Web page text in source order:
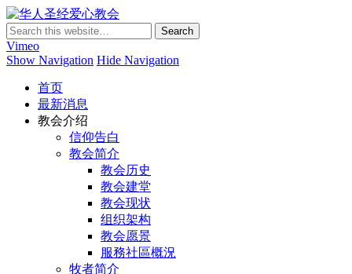
Vimeo
Show Navigation Hide Navigation
首页
最新消息
教会介绍
信仰告白
教会简介
教会历史
教会建堂
教会现状
组织架构
教会愿景
服務社區概況
牧者简介